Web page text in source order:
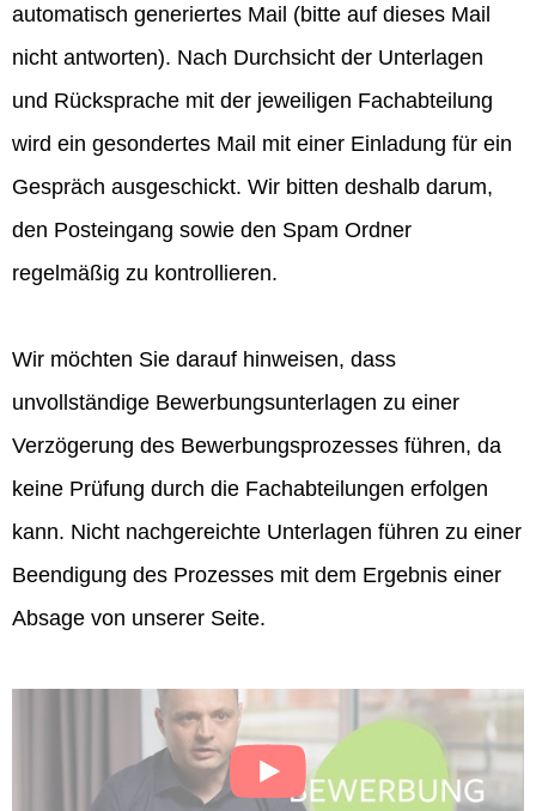
automatisch generiertes Mail (bitte auf dieses Mail
nicht antworten). Nach Durchsicht der Unterlagen
und Rücksprache mit der jeweiligen Fachabteilung
wird ein gesondertes Mail mit einer Einladung für ein
Gespräch ausgeschickt. Wir bitten deshalb darum,
den Posteingang sowie den Spam Ordner
regelmäßig zu kontrollieren.
Wir möchten Sie darauf hinweisen, dass
unvollständige Bewerbungsunterlagen zu einer
Verzögerung des Bewerbungsprozesses führen, da
keine Prüfung durch die Fachabteilungen erfolgen
kann. Nicht nachgereichte Unterlagen führen zu einer
Beendigung des Prozesses mit dem Ergebnis einer
Absage von unserer Seite.